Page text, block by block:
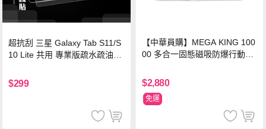
超抗刮 三星 Galaxy Tab S11/S
10 Lite 共用 專業版疏水疏油9H
$299
【中華員購】MEGA KING 100
00 多合一固態磁吸防爆行動電
$2,880
免運